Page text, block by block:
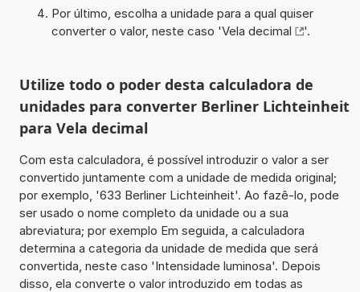
Por último, escolha a unidade para a qual quiser
converter o valor, neste caso 'Vela decimal '.
Utilize todo o poder desta calculadora de
unidades para converter Berliner Lichteinheit
para Vela decimal
Com esta calculadora, é possível introduzir o valor a ser
convertido juntamente com a unidade de medida original;
por exemplo, '633 Berliner Lichteinheit'. Ao fazê-lo, pode
ser usado o nome completo da unidade ou a sua
abreviatura; por exemplo Em seguida, a calculadora
determina a categoria da unidade de medida que será
convertida, neste caso 'Intensidade luminosa'. Depois
disso, ela converte o valor introduzido em todas as